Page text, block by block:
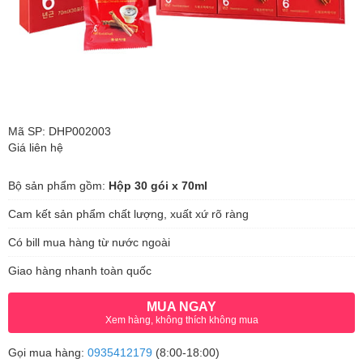
Mã SP: DHP002003
Giá liên hệ
Bộ sản phẩm gồm: Hộp 30 gói x 70ml
Cam kết sản phẩm chất lượng, xuất xứ rõ ràng
Có bill mua hàng từ nước ngoài
Giao hàng nhanh toàn quốc
MUA NGAY
Xem hàng, không thích không mua
Gọi mua hàng: 0935412179 (8:00-18:00)